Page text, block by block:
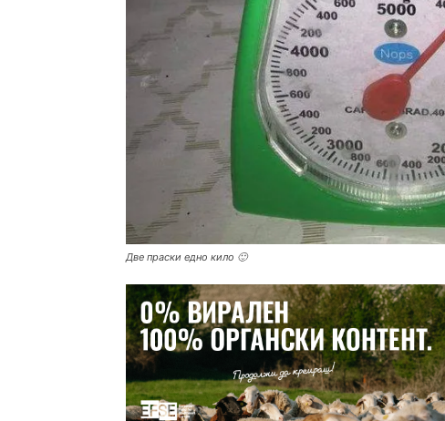
Две праски едно кило 🙂